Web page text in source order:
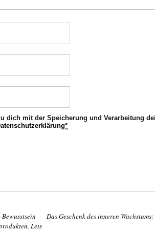
dich mit der Speicherung und Verarbeitung
*
Lets
Das Geschenk des inneren